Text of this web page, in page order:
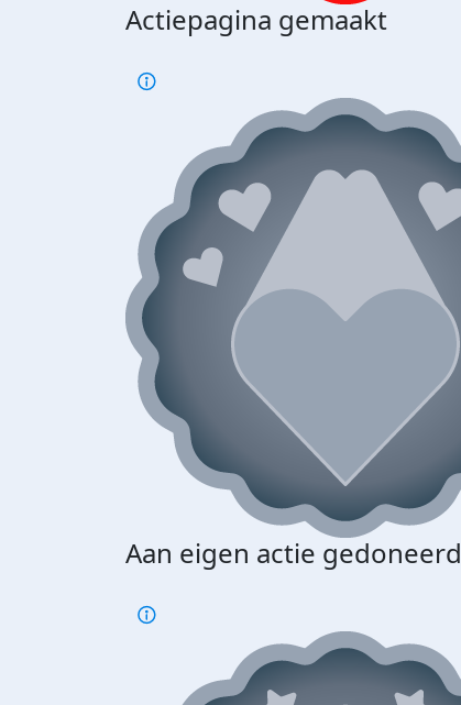
Actiepagina gemaakt
Aan eigen actie gedoneerd